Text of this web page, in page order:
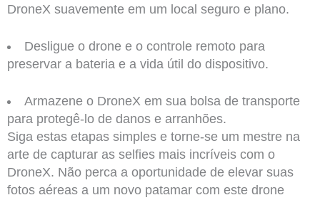
DroneX suavemente em um local seguro e plano.
Desligue o drone e o controle remoto para
preservar a bateria e a vida útil do dispositivo.
Armazene o DroneX em sua bolsa de transporte
para protegê-lo de danos e arranhões.
Siga estas etapas simples e torne-se um mestre na
arte de capturar as selfies mais incríveis com o
DroneX. Não perca a oportunidade de elevar suas
fotos aéreas a um novo patamar com este drone